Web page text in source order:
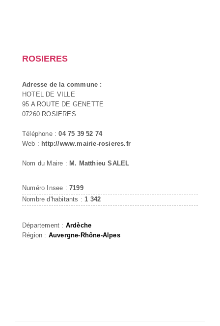
ROSIERES
Adresse de la commune :
HOTEL DE VILLE
95 A ROUTE DE GENETTE
07260 ROSIERES
Téléphone :04 75 39 52 74
Web : http://www.mairie-rosieres.fr
Nom du Maire : M. Matthieu SALEL
Numéro Insee : 7199
Nombre d'habitants : 1 342
Département : Ardèche
Région : Auvergne-Rhône-Alpes